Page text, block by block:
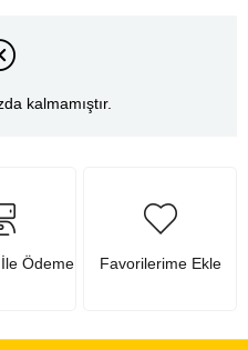
kalmamıştır.
Ödeme Favorilerime Ekle